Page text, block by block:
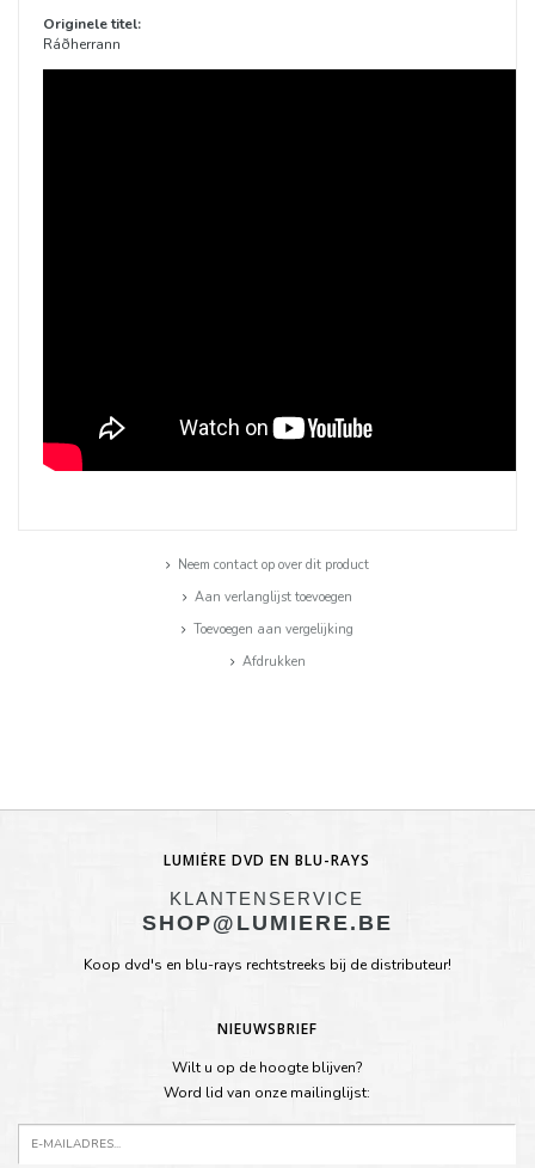
Originele titel:
Ráðherrann
Neem contact op over dit product
Aan verlanglijst toevoegen
Toevoegen aan vergelijking
Afdrukken
LUMIÈRE DVD EN BLU-RAYS
KLANTENSERVICE
SHOP@LUMIERE.BE
Koop dvd's en blu-rays rechtstreeks bij de distributeur!
NIEUWSBRIEF
Wilt u op de hoogte blijven?
Word lid van onze mailinglijst: